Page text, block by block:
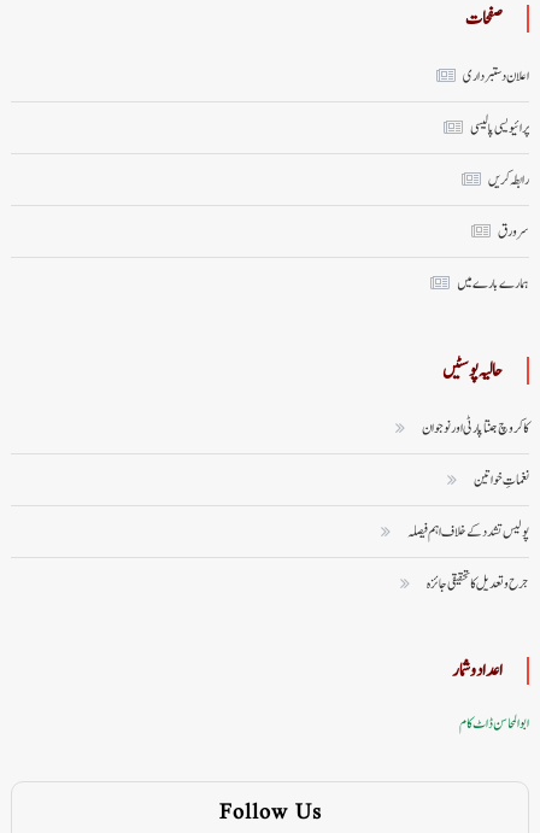
صفحات
اعلان دستبرداری
پرائیویسی پالیسی
رابطہ کریں
سر ورق
ہمارے بارے میں
حالیہ پوسٹیں
کاکروچ جنتا پارٹی اور نوجوان
نغماتِ خواتین
پولیس تشدد کے خلاف اہم فیصلہ
جرح و تعدیل کا تحقیقی جائزہ
اعداد وشمار
ابوالمحاسن ڈاٹ کام
Follow Us